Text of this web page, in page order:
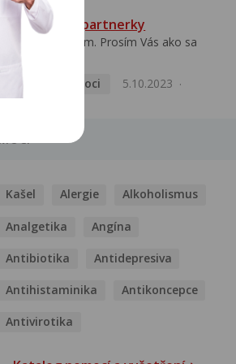
HPV typ 52 u partnerky
Dobrý deň prajem. Prosím Vás ako sa
Pohlavní nemoci
5.10.2023
Kašel Alergie Alkoholismus
Analgetika Angína
Antibiotika Antidepresiva
Antihistaminika Antikoncepce
Antivirotika